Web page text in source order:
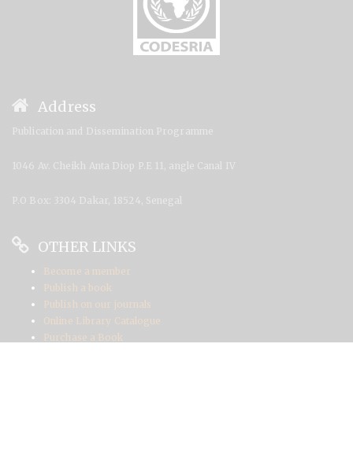
Address
Publication and Dissemination Programme
1046 Av. Cheikh Anta Diop P.E 11, angle Canal IV
P.O Box: 3304 Dakar, 18524, Senegal
OTHER LINKS
Become a member
Publish a book
Publish on our journals
Online Library Catalogue
Purchase a Book